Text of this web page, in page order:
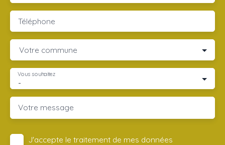
Téléphone
Votre commune
-
Vous souhaitez
Votre message
J'accepte le traitement de mes données